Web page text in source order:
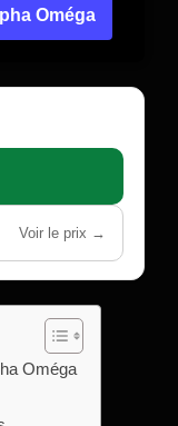
Oméga
Voir le prix →
Oméga